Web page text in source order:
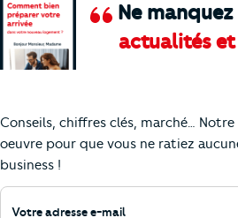
Ne
actualités et
Conseils, chiffres clés, marché…
oeuvre pour que vous ne ratiez
business !
Votre adresse e-mail